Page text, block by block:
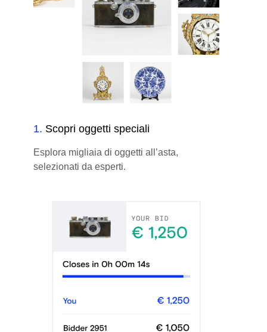
1. Scopri oggetti speciali
Esplora migliaia di oggetti all’asta,
selezionati da esperti.